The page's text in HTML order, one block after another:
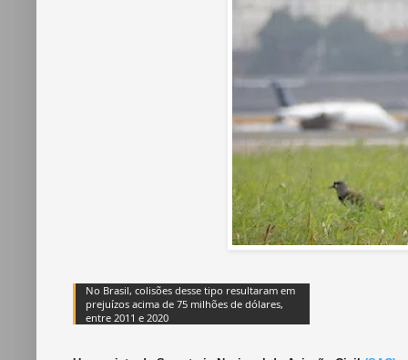
No Brasil, colisões desse tipo resultaram em
prejuízos acima de 75 milhões de dólares,
entre 2011 e 2020